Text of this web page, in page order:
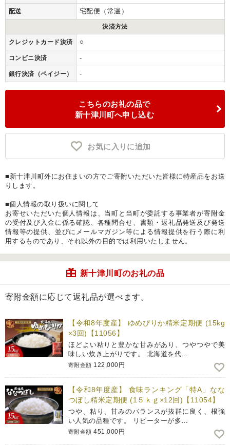
配送 宅配便（常温）
決済方法
クレジットカード決済 ○
コンビニ決済 -
銀行決済（ペイジー） -
こちらのお礼の品で
新十津川町へ申し込む
お気に入りに追加
■新十津川町外にお住まいの方でご寄附いただいた皆様に特産品をお送
りします。
■個人情報の取り扱いに関して
お寄せいただいた個人情報は、当町と当町が委託する事業者が寄附金
の受付及び入金に係る確認、各種問合せ、書類・返礼品発送及び発送
情報等の提供、並びにメールマガジン等による情報提供を行う際に利
用するものであり、それ以外の目的では利用いたしません。
新十津川町のお礼の品
寄附金額に応じて返礼品が選べます。
【令和8年度産】 ゆめぴりか精米定期便 (15kg
×3回)【11056】
ほどよい粘りと豊かな甘みがあり、つやつやで美
味しい炊き上がりです。 北海道を代…
寄附金額 122,000円
【令和8年度産】 食味ランキング「特A」なな
つぼし精米定期便 (1５ｋｇ×12回)【11054】
つや、粘り、甘みのバランスが抜群に良く、根強
い人気の品種です。 リピーターが多…
寄附金額 451,000円